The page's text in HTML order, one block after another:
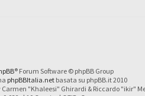
® Forum Software © phpBB Group
phpBBItalia.netbasata su phpBB.it 2010
"Khaleesi" Ghirardi & Riccardo "ikir"